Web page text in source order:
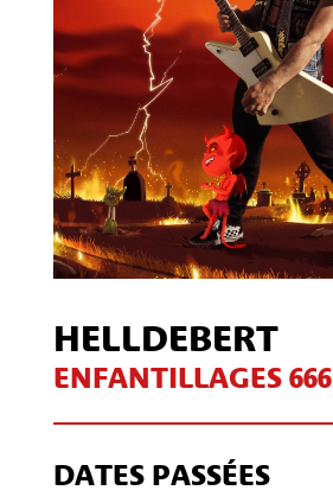
HELLDEBERT
ENFANTILLAGES 666
DATES PASSÉES